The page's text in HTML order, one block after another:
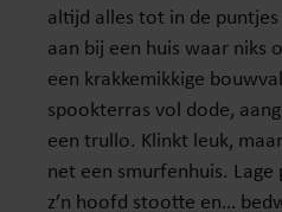
altijd alles tot in de
aan bij een huis waar niks
een krakkemikkige
spookterras vol dode,
een trullo. Klinkt leuk,
net een smurfenhuis.
z’n hoofd stootte en…